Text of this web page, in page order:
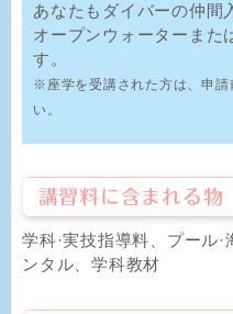
あなたもダイバーの仲間
オープンウォーターまた
す。
※座学を受講された方は、申請
い。
講習料に含まれる物
学科·実技指導料、プール
ンタル、学科教材